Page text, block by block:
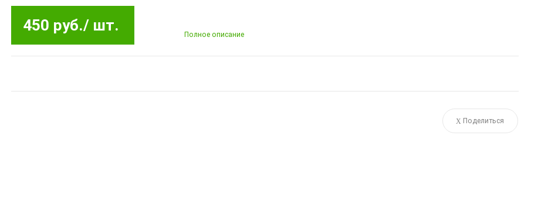
450 руб./ шт.
Полное описание
Поделиться